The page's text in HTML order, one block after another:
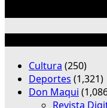
Cultura (250)
Deportes (1,321)
Don Maqui
Revista